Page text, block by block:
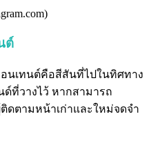
ต์
นเทนต์คือสีสันที่ไปในทิศทาง
ด์ที่วางไว้ หากสามารถ
ตามหน้าเก่าและใหม่จดจำ